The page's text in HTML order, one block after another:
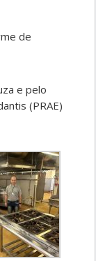
de
e pelo
(PRAE)